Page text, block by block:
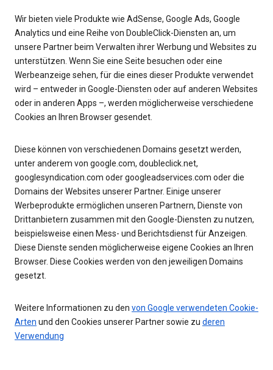
Wir bieten viele Produkte wie AdSense, Google Ads, Google
Analytics und eine Reihe von DoubleClick-Diensten an, um
unsere Partner beim Verwalten ihrer Werbung und Websites zu
unterstützen. Wenn Sie eine Seite besuchen oder eine
Werbeanzeige sehen, für die eines dieser Produkte verwendet
wird – entweder in Google-Diensten oder auf anderen Websites
oder in anderen Apps –, werden möglicherweise verschiedene
Cookies an Ihren Browser gesendet.
Diese können von verschiedenen Domains gesetzt werden,
unter anderem von google.com, doubleclick.net,
googlesyndication.com oder googleadservices.com oder die
Domains der Websites unserer Partner. Einige unserer
Werbeprodukte ermöglichen unseren Partnern, Dienste von
Drittanbietern zusammen mit den Google-Diensten zu nutzen,
beispielsweise einen Mess- und Berichtsdienst für Anzeigen.
Diese Dienste senden möglicherweise eigene Cookies an Ihren
Browser. Diese Cookies werden von den jeweiligen Domains
gesetzt.
Weitere Informationen zu den von Google verwendeten Cookie-
Arten und den Cookies unserer Partner sowie zu deren
Verwendung